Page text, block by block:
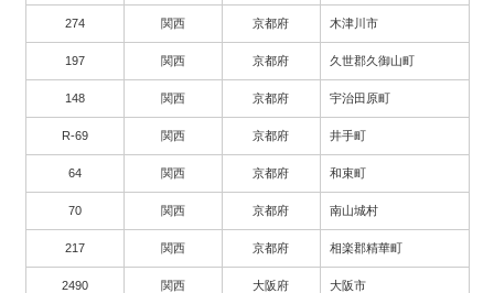
274 関西 京都府 木津川市
197 関西 京都府 久世郡久御山町
148 関西 京都府 宇治田原町
R-69 関西 京都府 井手町
64 関西 京都府 和束町
70 関西 京都府 南山城村
217 関西 京都府 相楽郡精華町
2490 関西 大阪府 大阪市